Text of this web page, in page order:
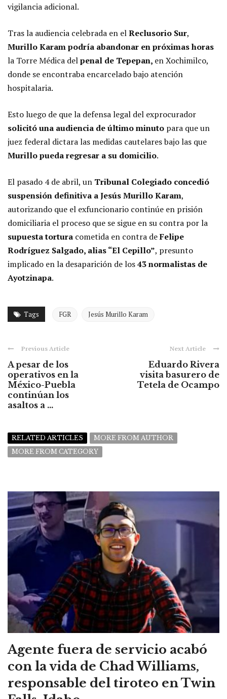
vigilancia adicional.
Tras la audiencia celebrada en elReclusorio Sur,
Murillo Karam podría abandonar en próximas horas
la Torre Médica delpenal de Tepepan, en Xochimilco,
donde se encontraba encarcelado bajo atención
hospitalaria.
Esto luego de que la defensa legal del exprocurador
solicitó una audiencia de último minuto para que un
juez federal dictara las medidas cautelares bajo las que
Murillo pueda regresar a su domicilio.
El pasado 4 de abril, un Tribunal Colegiado concedió
suspensión definitiva a Jesús Murillo Karam,
autorizando que el exfuncionario continúe en prisión
domiciliaria el proceso que se sigue en su contra por la
supuesta tortura cometida en contra deFelipe
Rodríguez Salgado, alias “El Cepillo”, presunto
implicado en la desaparición de los43 normalistas de
Ayotzinapa.
Tags FGR Jesús Murillo Karam
Previous Article
A pesar de los
operativos en la
México-Puebla
continúan los
asaltos a ...
Next Article
Eduardo Rivera
visita basurero de
Tetela de Ocampo
RELATED ARTICLES
MORE FROM AUTHOR
MORE FROM CATEGORY
Agente fuera de servicio acabó
con la vida de Chad Williams,
responsable del tiroteo en Twin